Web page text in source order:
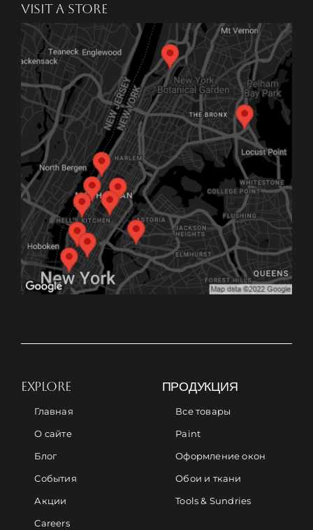
VISIT A STORE
EXPLORE
Главная
О сайте
Блог
События
Акции
Careers
ПРОДУКЦИЯ
Все товары
Paint
Оформление окон
Обои и ткани
Tools & Sundries